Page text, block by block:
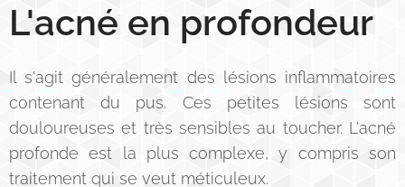
L'acné en profondeur
Il s'agit généralement des lésions inflammatoires
contenant du pus. Ces petites lésions sont
douloureuses et très sensibles au toucher. L'acné
profonde est la plus complexe, y compris son
traitement qui se veut méticuleux.